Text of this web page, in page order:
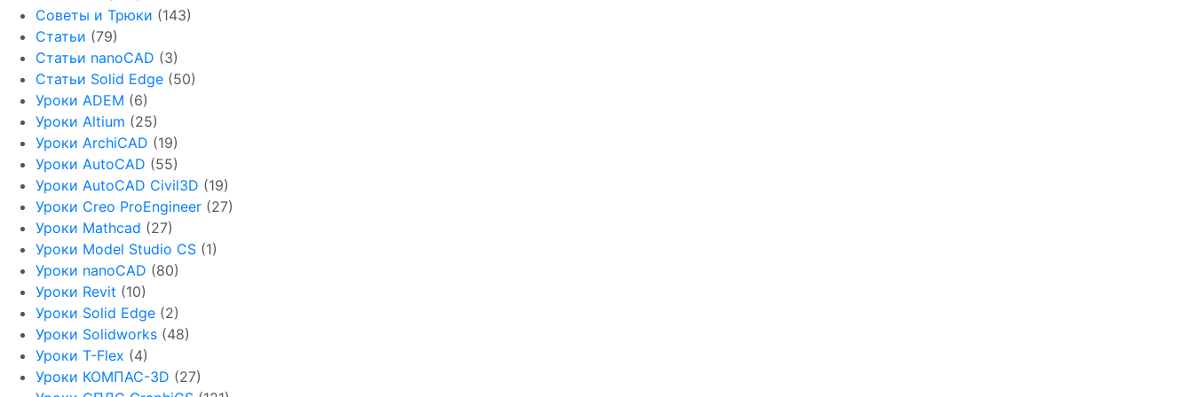
Советы и Трюки (143)
Статьи (79)
Статьи nanoCAD (3)
Статьи Solid Edge (50)
Уроки ADEM (6)
Уроки Altium (25)
Уроки ArchiCAD (19)
Уроки AutoCAD (55)
Уроки AutoCAD Civil3D (19)
Уроки Creo ProEngineer (27)
Уроки Mathcad (27)
Уроки Model Studio CS (1)
Уроки nanoCAD (80)
Уроки Revit (10)
Уроки Solid Edge (2)
Уроки Solidworks (48)
Уроки T-Flex (4)
Уроки КОМПАС-3D (27)